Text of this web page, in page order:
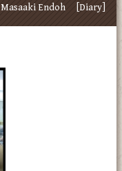
Masaaki Endoh [Diary]